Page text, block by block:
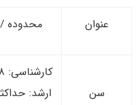
عنوان محدوده /
سن